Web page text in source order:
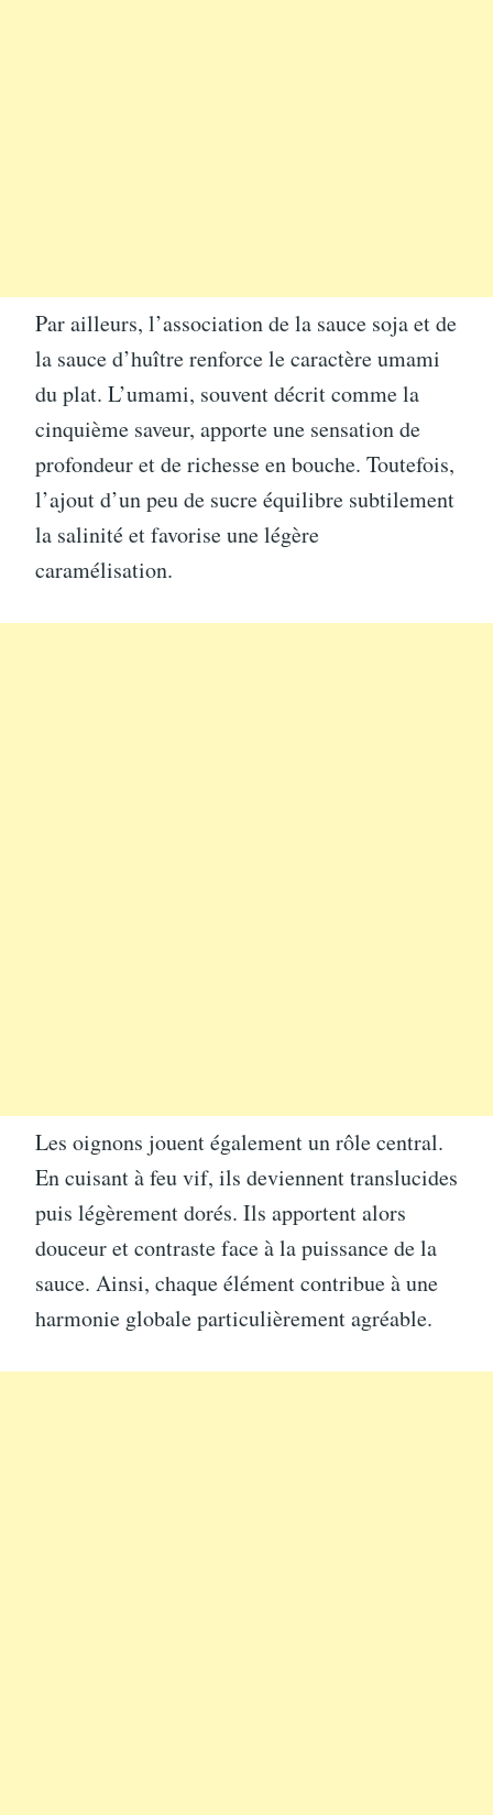
Par ailleurs, l’association de la sauce soja et de
la sauce d’huître renforce le caractère umami
du plat. L’umami, souvent décrit comme la
cinquième saveur, apporte une sensation de
profondeur et de richesse en bouche. Toutefois,
l’ajout d’un peu de sucre équilibre subtilement
la salinité et favorise une légère
caramélisation.
Les oignons jouent également un rôle central.
En cuisant à feu vif, ils deviennent translucides
puis légèrement dorés. Ils apportent alors
douceur et contraste face à la puissance de la
sauce. Ainsi, chaque élément contribue à une
harmonie globale particulièrement agréable.